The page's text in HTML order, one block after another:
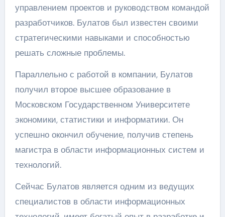
управлением проектов и руководством командой
разработчиков. Булатов был известен своими
стратегическими навыками и способностью
решать сложные проблемы.
Параллельно с работой в компании, Булатов
получил второе высшее образование в
Московском Государственном Университете
экономики, статистики и информатики. Он
успешно окончил обучение, получив степень
магистра в области информационных систем и
технологий.
Сейчас Булатов является одним из ведущих
специалистов в области информационных